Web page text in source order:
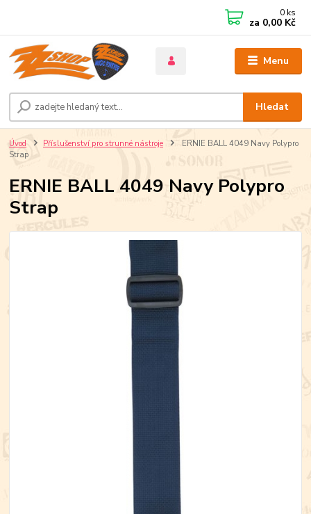
Menu
Hledat
0 ks
za 0,00 Kč
Úvod Příslušenství pro strunné nástroje
ERNIE BALL 4049 Navy Polypro
Strap
ERNIE BALL 4049 Navy Polypro
Strap